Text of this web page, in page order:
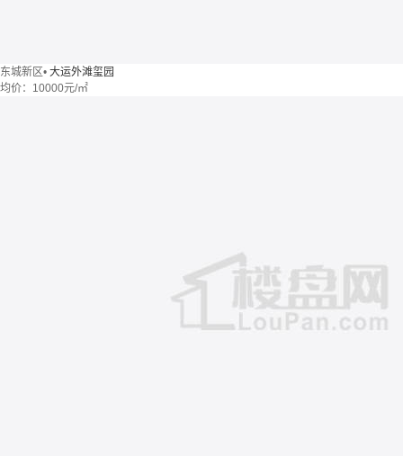
东城新区• 大运外滩玺园
均价： 10000元/㎡